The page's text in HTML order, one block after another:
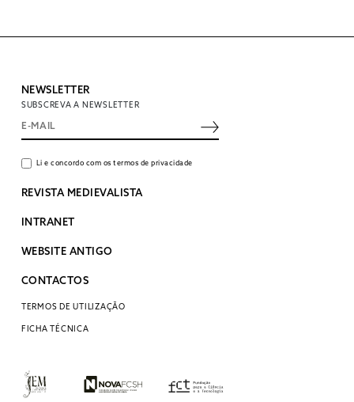
NEWSLETTER
SUBSCREVA A NEWSLETTER
Li e concordo com os termos de privacidade
REVISTA MEDIEVALISTA
INTRANET
WEBSITE ANTIGO
CONTACTOS
TERMOS DE UTILIZAÇÃO
FICHA TÉCNICA